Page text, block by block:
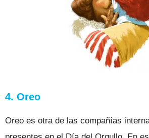
4. Oreo
Oreo es otra de las compañías